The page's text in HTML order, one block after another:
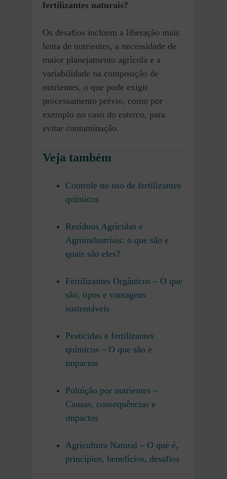
fertilizantes naturais?
Os desafios incluem a liberação mais
lenta de nutrientes, a necessidade de
maior planejamento agrícola e a
variabilidade na composição de
nutrientes, o que pode exigir
processamento prévio, como por
exemplo no caso do esterco, para
evitar contaminação.
Veja também
Controle no uso de fertilizantes
químicos
Resíduos Agrícolas e
Agroindustriais: o que são e
quais são eles?
Fertilizantes Orgânicos – O que
são, tipos e vantagens
sustentáveis
Pesticidas e fertilizantes
químicos – O que são e
impactos
Poluição por nutrientes –
Causas, consequências e
impactos
Agricultura Natural – O que é,
princípios, benefícios, desafios